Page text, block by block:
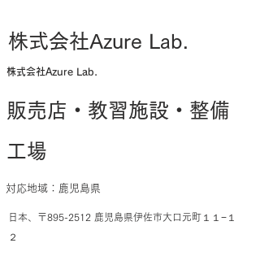
株式会社Azure Lab.
株式会社Azure Lab.
販売店・教習施設・整備
工場
対応地域：鹿児島県
日本、〒895-2512 鹿児島県伊佐市大口元町１１−１
２